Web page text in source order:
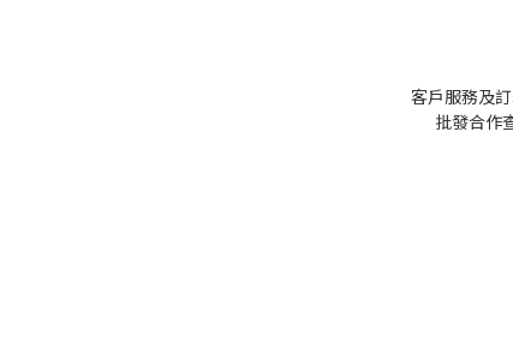
客戶服務及
批發合作